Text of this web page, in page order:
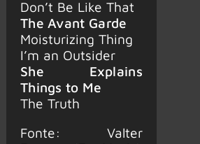
Don’t Be Like That
The Avant Garde
Moisturizing Thing
I’m an Outsider
She Explains
Things to Me
The Truth
Fonte: Valter